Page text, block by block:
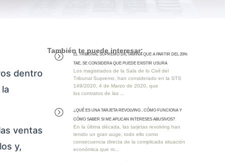
dentro
ventas
y,
También te puede interesar:
=
EL TRIBUNAL SUPREMO DICTAMINA QUE A PARTIR DEL 20%
TAE, SE CONSIDERA QUE PUEDE EXISTIR USURA
Los magistrados de la Sala de lo Civil del
Tribunal Supremo, han considerado en la STS
149/2020, 4 de Marzo de 2020, que
los contratos de las ...
=
¿QUÉ ES UNA TARJETA REVOLVING , CÓMO FUNCIONA Y
CÓMO SABER SI ME APLICAN INTERESES ABUSIVOS?
En la última década, las tarjetas revolving han
tenido un gran auge, todo ello como
consecuencia directa de la complicada situación
económica que m...